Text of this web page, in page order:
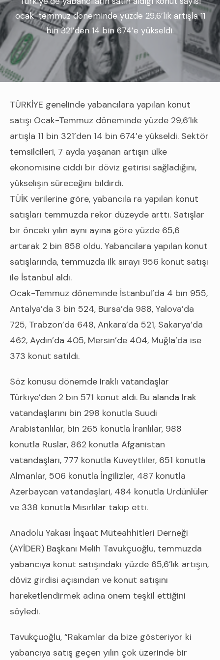
ocak-temmuz döneminde yüzde 29,6’lık artışla 11
bin 321’den 14 bin 674’e yükseldi.
TÜRKİYE genelinde yabancılara yapılan konut
satışı Ocak-Temmuz döneminde yüzde 29,6’lık
artışla 11 bin 321’den 14 bin 674’e yükseldi. Sektör
temsilcileri, 7 ayda yaşanan artışın ülke
ekonomisine ciddi bir döviz getirisi sağladığını,
yükselişin süreceğini bildirdi.
TÜİK verilerine göre, yabancıla ra yapılan konut
satışları temmuzda rekor düzeyde arttı. Satışlar
bir önceki yılın aynı ayına göre yüzde 65,6
artarak 2 bin 858 oldu. Yabancilara yapılan konut
satışlarında, temmuzda ilk sırayı 956 konut satışı
ile İstanbul aldı.
Ocak-Temmuz döneminde İstanbul’da 4 bin 955,
Antalya’da 3 bin 524, Bursa’da 988, Yalova’da
725, Trabzon’da 648, Ankara’da 521, Sakarya’da
462, Aydın’da 405, Mersin’de 404, Muğla’da ise
373 konut satıldı.
Söz konusu dönemde Iraklı vatandaşlar
Türkiye’den 2 bin 571 konut aldı. Bu alanda Irak
vatandaşlarını bin 298 konutla Suudi
Arabistanlılar, bin 265 konutla İranlılar, 988
konutla Ruslar, 862 konutla Afganistan
vatandaşları, 777 konutla Kuveytliler, 651 konutla
Almanlar, 506 konutla İngilizler, 487 konutla
Azerbaycan vatandaşlari, 484 konutla Urdünlüler
ve 338 konutla Mısırlılar takip etti.
Anadolu Yakası İnşaat Müteahhitleri Derneği
(AYİDER) Başkanı Melih Tavukçuoğlu, temmuzda
yabancıya konut satışındaki yüzde 65,6’lık artışın,
döviz girdisi açısından ve konut satışını
hareketlendirmek adına önem teşkil ettiğini
söyledi.
Tavukçuoğlu, “Rakamlar da bize gösteriyor ki
yabancıya satış geçen yılın çok üzerinde bir